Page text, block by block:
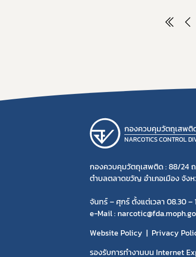
กองควบคุมวัตถุเสพติ
NARCOTICS CONTROL
กองควบคุมวัตถุเสพติด : 88/24
ตำบลตลาดขวัญ อำเภอเมือง จัง
จันทร์ – ศุกร์ ตั้งแต่เวลา 08.30 –
e-Mail :
Website Policy
Privacy
รองรับการทำงานบน Internet